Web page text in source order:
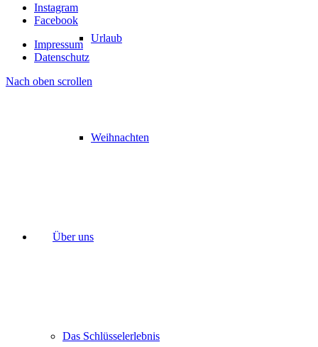
Urlaub
Weihnachten
Über uns
Das Schlüsselerlebnis
Instagram
Facebook
Impressum
Datenschutz
Nach oben scrollen